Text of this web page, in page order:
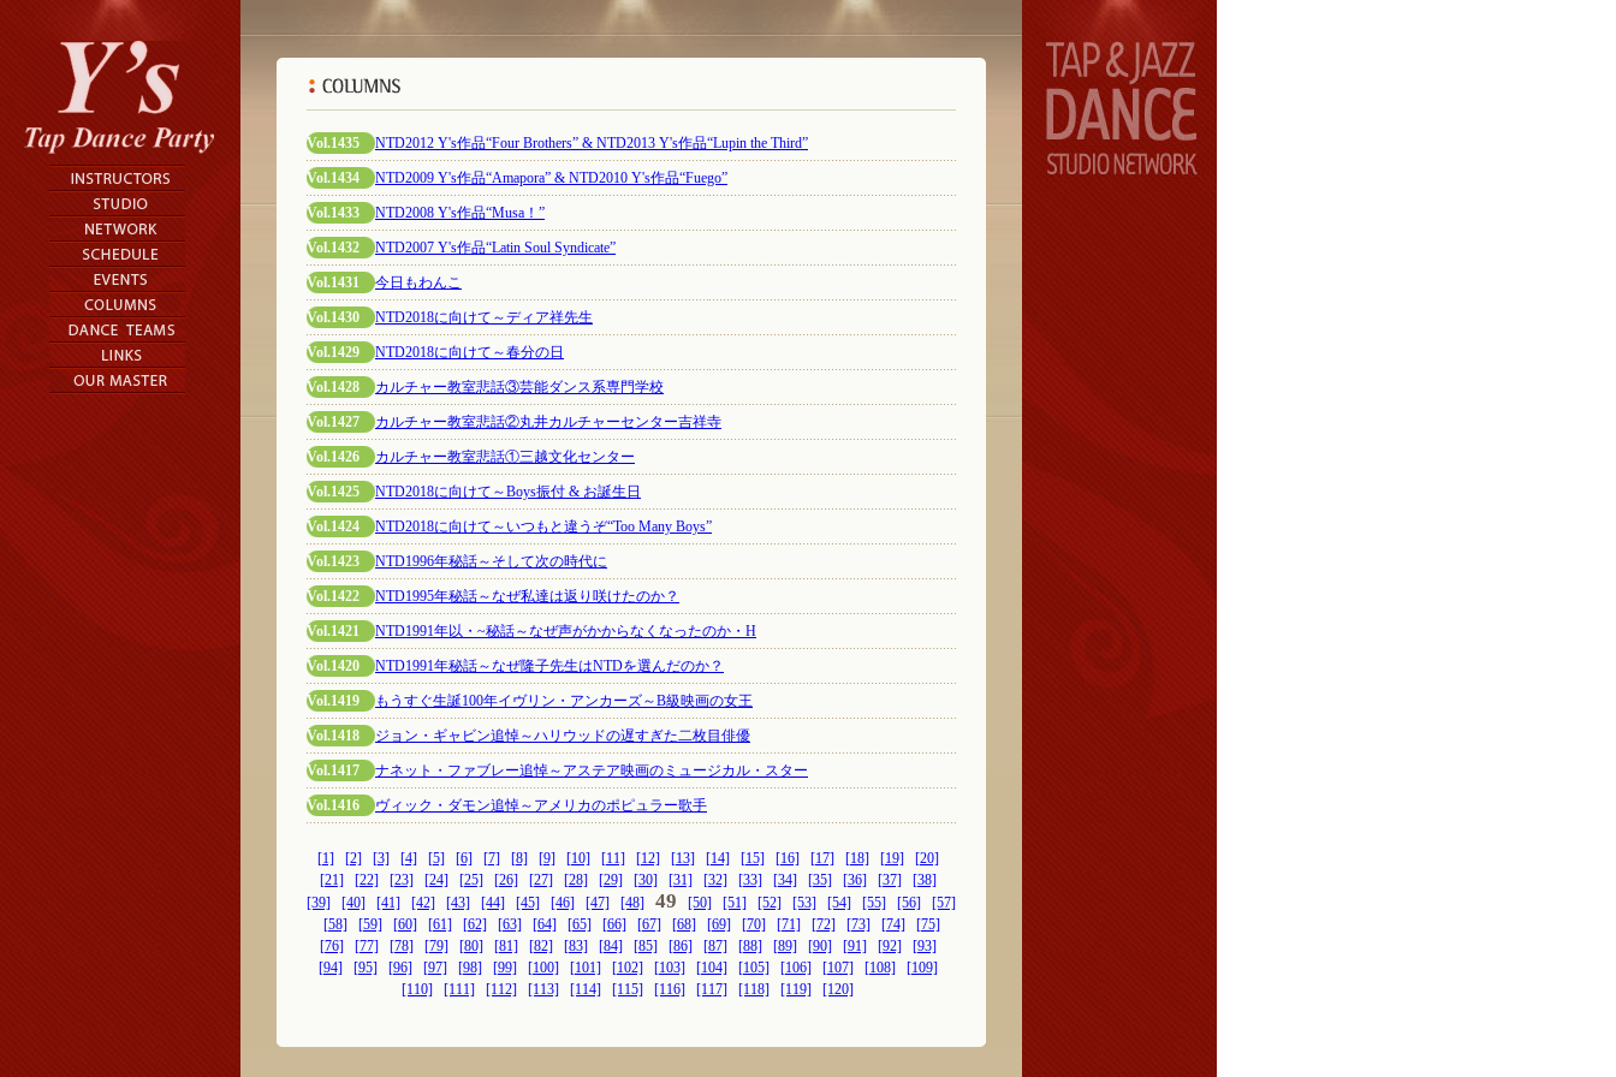
Vol.1435 NTD2012 Y's作品“Four Brothers” & NTD2013 Y's作品“Lupin the Third”
Vol.1434 NTD2009 Y's作品“Amapora” & NTD2010 Y's作品“Fuego”
Vol.1433 NTD2008 Y's作品“Musa！”
Vol.1432 NTD2007 Y's作品“Latin Soul Syndicate”
Vol.1431 今日もわんこ
Vol.1430 NTD2018に向けて～ディア祥先生
Vol.1429 NTD2018に向けて～春分の日
Vol.1428 カルチャー教室悲話③芸能ダンス系専門学校
Vol.1427 カルチャー教室悲話②丸井カルチャーセンター吉祥寺
Vol.1426 カルチャー教室悲話①三越文化センター
Vol.1425 NTD2018に向けて～Boys振付 & お誕生日
Vol.1424 NTD2018に向けて～いつもと違うぞ“Too Many Boys”
Vol.1423 NTD1996年秘話～そして次の時代に
Vol.1422 NTD1995年秘話～なぜ私達は返り咲けたのか？
Vol.1421 NTD1991年以・~秘話～なぜ声がかからなくなったのか・H
Vol.1420 NTD1991年秘話～なぜ隆子先生はNTDを選んだのか？
Vol.1419 もうすぐ生誕100年イヴリン・アンカーズ～B級映画の女王
Vol.1418 ジョン・ギャビン追悼～ハリウッドの遅すぎた二枚目俳優
Vol.1417 ナネット・ファブレー追悼～アステア映画のミュージカル・スター
Vol.1416 ヴィック・ダモン追悼～アメリカのポピュラー歌手
[1] [2] [3] [4] [5] [6] [7] [8] [9] [10] [11] [12] [13] [14] [15] [16] [17] [18] [19]
[20]
[21]
[22] [23] [24] [25] [26] [27] [28] [29] [30] [31] [32] [33] [34] [35] [36] [37]
[38]
[39]
[40] [41] [42] [43] [44] [45] [46] [47] [48] 49 [50] [51] [52] [53] [54] [55] [56]
[57]
[58]
[59] [60] [61] [62] [63] [64] [65] [66] [67] [68] [69] [70] [71] [72] [73] [74]
[75]
[76]
[77] [78] [79] [80] [81] [82] [83] [84] [85] [86] [87] [88] [89] [90] [91] [92]
[93]
[94]
[95] [96] [97] [98] [99] [100] [101] [102] [103] [104] [105] [106] [107] [108]
[109]
[110]
[111] [112] [113] [114] [115] [116] [117] [118] [119] [120]